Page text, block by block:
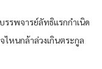
รพจารย์ลัทธิแรกกำเนิด
หนกล้าล่วงเกินตระกูล